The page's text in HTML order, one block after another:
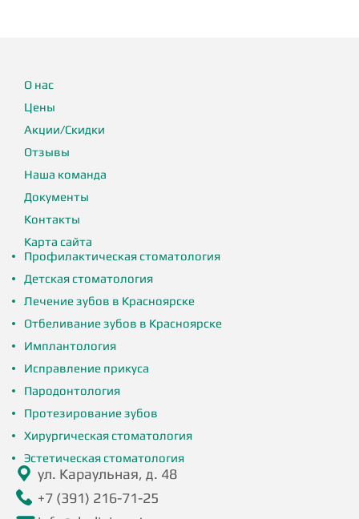
О нас
Цены
Акции/Скидки
Отзывы
Наша команда
Документы
Контакты
Карта сайта
Профилактическая стоматология
Детская стоматология
Лечение зубов в Красноярске
Отбеливание зубов в Красноярске
Имплантология
Исправление прикуса
Пародонтология
Протезирование зубов
Хирургическая стоматология
Эстетическая стоматология
ул. Караульная, д. 48
+7 (391) 216-71-25